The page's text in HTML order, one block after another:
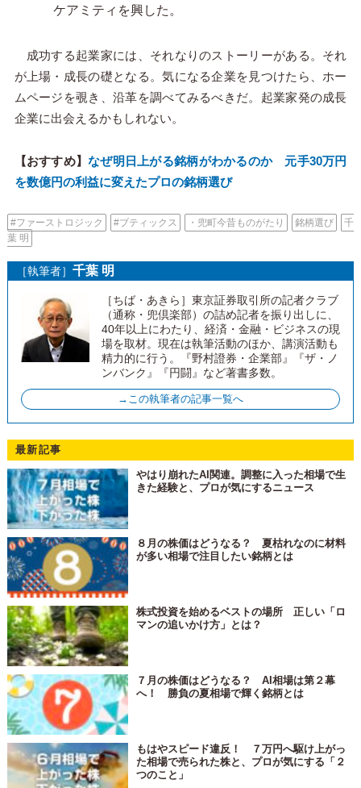
ケアミティを興した。
成功する起業家には、それなりのストーリーがある。それ
が上場・成長の礎となる。気になる企業を見つけたら、ホー
ムページを覗き、沿革を調べてみるべきだ。起業家発の成長
企業に出会えるかもしれない。
【おすすめ】なぜ明日上がる銘柄がわかるのか 元手30万円
を数億円の利益に変えたプロの銘柄選び
#ファーストロジック #ブティックス ・兜町今昔ものがたり 銘柄選び
千
葉 明
［執筆者］ 千葉 明
［ちば・あきら］東京証券取引所の記者クラブ
（通称・兜倶楽部）の詰め記者を振り出しに、
40年以上にわたり、経済・金融・ビジネスの現
場を取材。現在は執筆活動のほか、講演活動も
精力的に行う。『野村證券・企業部』『ザ・ノ
ンバンク』『円闘』など著書多数。
→この執筆者の記事一覧へ
最新記事
やはり崩れたAI関連。調整に入った相場で生
きた経験と、プロが気にするニュース
８月の株価はどうなる？ 夏枯れなのに材料
が多い相場で注目したい銘柄とは
株式投資を始めるベストの場所 正しい「ロ
マンの追いかけ方」とは？
７月の株価はどうなる？ AI相場は第２幕
へ！ 勝負の夏相場で輝く銘柄とは
もはやスピード違反！ ７万円へ駆け上がっ
た相場で売られた株と、プロが気にする「２
つのこと」